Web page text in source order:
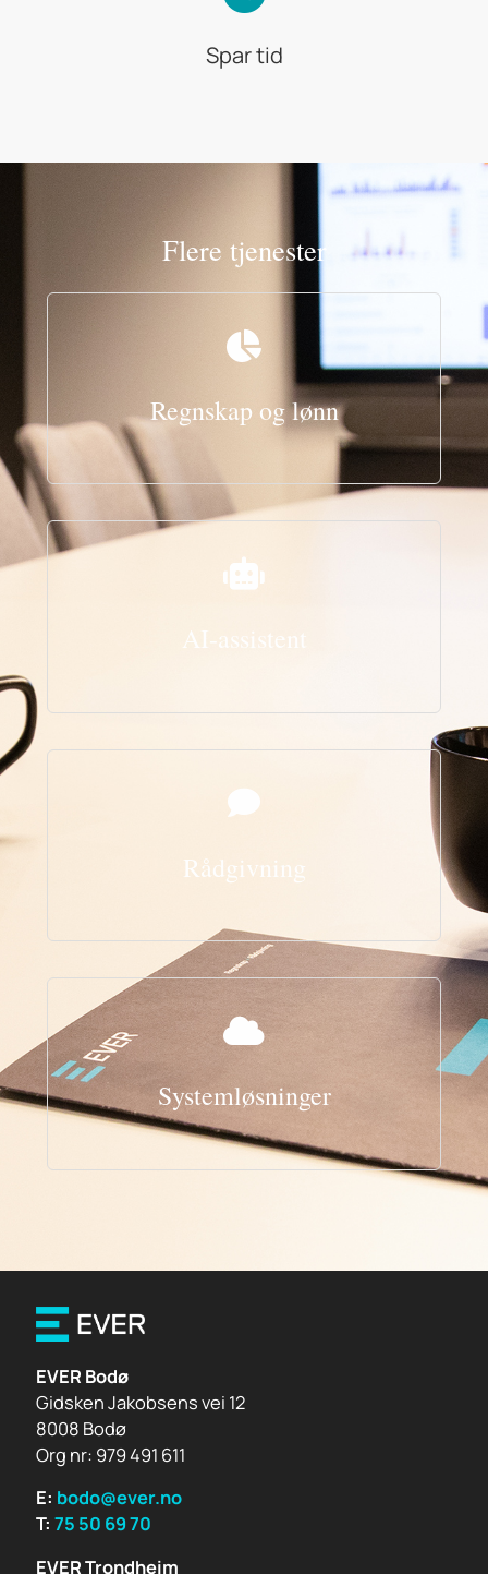
Spar tid
Flere tjenester
Regnskap og lønn
AI-assistent
Rådgivning
Systemløsninger
EVER Bodø
Gidsken Jakobsens vei 12
8008 Bodø
Org nr: 979 491 611
E: bodo@ever.no
T: 75 50 69 70
EVER Trondheim